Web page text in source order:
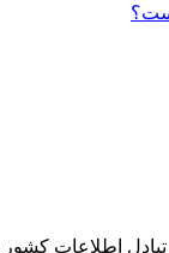
اطلاعات